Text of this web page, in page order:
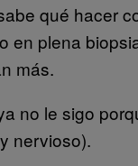
qué hacer
en plena
más.
no le sigo
nervioso).